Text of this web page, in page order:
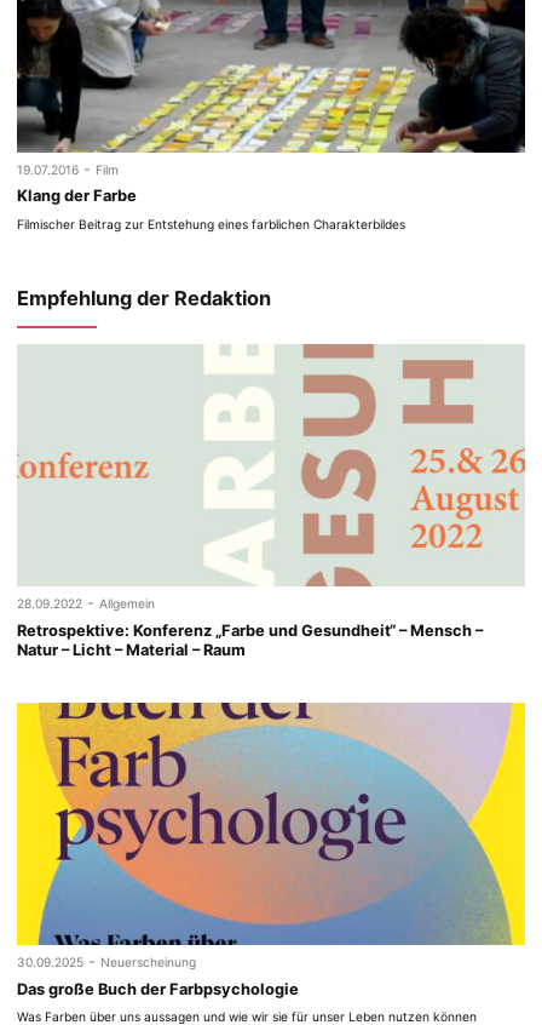
19.07.2016 - Film
Klang der Farbe
Filmischer Beitrag zur Entstehung eines farblichen Charakterbildes
Empfehlung der Redaktion
28.09.2022 - Allgemein
Retrospektive: Konferenz „Farbe und Gesundheit“ – Mensch –
Natur – Licht – Material – Raum
30.09.2025 - Neuerscheinung
Das große Buch der Farbpsychologie
Was Farben über uns aussagen und wie wir sie für unser Leben nutzen können